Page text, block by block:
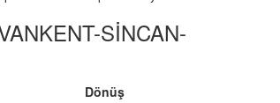
SİNCAN-
Dönüş